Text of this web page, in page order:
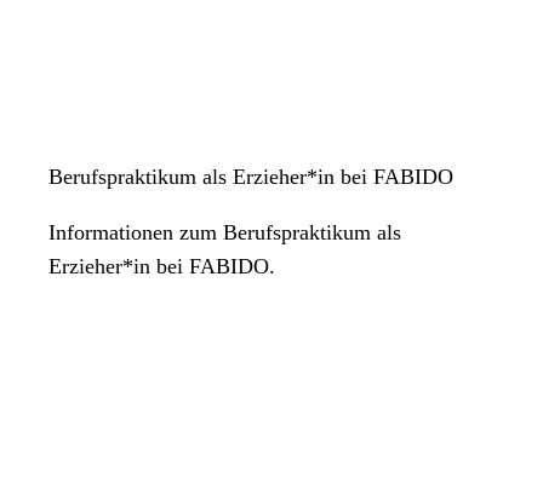
Berufspraktikum als Erzieher*in bei FABIDO
Informationen zum Berufspraktikum als
Erzieher*in bei FABIDO.